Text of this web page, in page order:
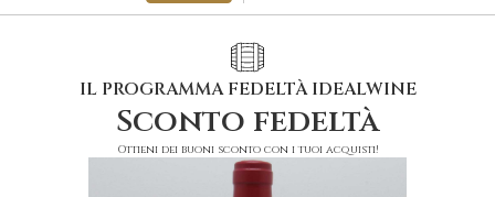
IL PROGRAMMA FEDELTÀ IDEALWINE
Sconto fedeltà
Ottieni dei buoni sconto con i tuoi acquisti!